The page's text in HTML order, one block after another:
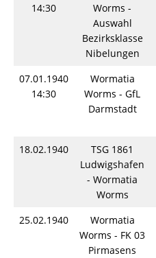
14:30
Worms -
Auswahl
Bezirksklasse
Nibelungen
07.01.1940
14:30
Wormatia
Worms - GfL
Darmstadt
18.02.1940
TSG 1861
Ludwigshafen
- Wormatia
Worms
25.02.1940
Wormatia
Worms - FK 03
Pirmasens